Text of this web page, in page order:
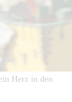
Herz in den